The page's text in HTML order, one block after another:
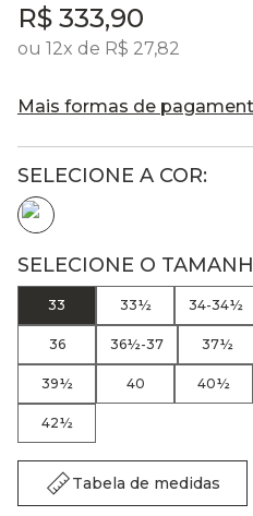
R$ 333,90
ou 12x de R$ 27,82
Mais formas de
33 33½ 34-34½
36 36½-37 37½
39½ 40 40½
42½
Tabela de medidas